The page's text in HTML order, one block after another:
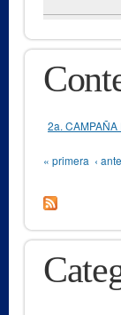
2a.
Páginas
« primera ‹